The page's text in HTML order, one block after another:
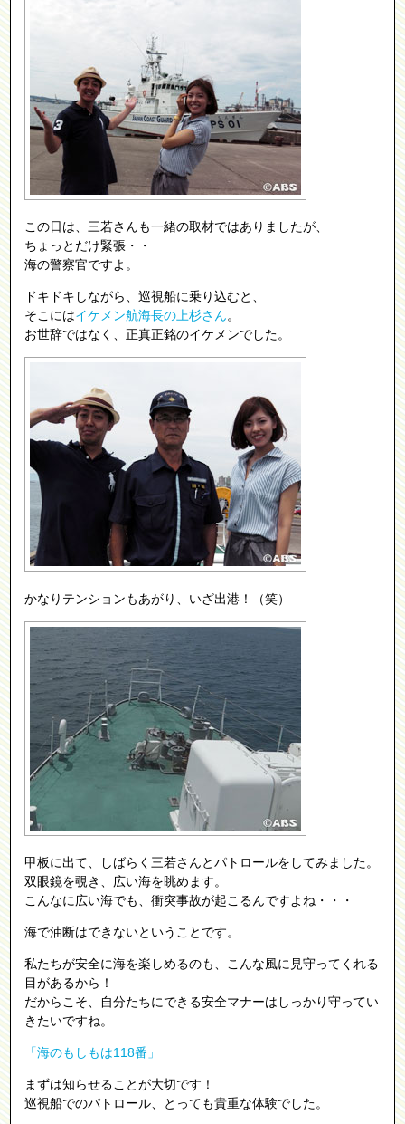
この日は、三若さんも一緒の取材ではありましたが、
ちょっとだけ緊張・・
海の警察官ですよ。
ドキドキしながら、巡視船に乗り込むと、
そこにはイケメン航海長の上杉さん。
お世辞ではなく、正真正銘のイケメンでした。
かなりテンションもあがり、いざ出港！（笑）
甲板に出て、しばらく三若さんとパトロールをしてみました。
双眼鏡を覗き、広い海を眺めます。
こんなに広い海でも、衝突事故が起こるんですよね・・・
海で油断はできないということです。
私たちが安全に海を楽しめるのも、こんな風に見守ってくれる
目があるから！
だからこそ、自分たちにできる安全マナーはしっかり守ってい
きたいですね。
「海のもしもは118番」
まずは知らせることが大切です！
巡視船でのパトロール、とっても貴重な体験でした。